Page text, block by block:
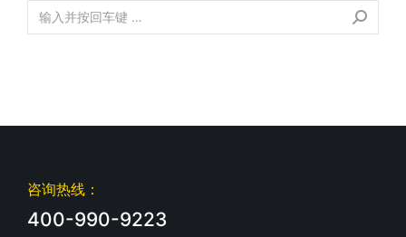
咨询热线：
400-990-9223